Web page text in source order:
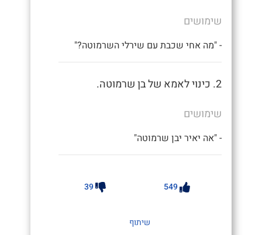
שימושים
- "מה אחי שכבת עם שירלי השרמוטה?"
2. כינוי לאמא של בן שרמוטה.
שימושים
- "אה יאיר יבן שרמוטה"
549
39
שיתוף